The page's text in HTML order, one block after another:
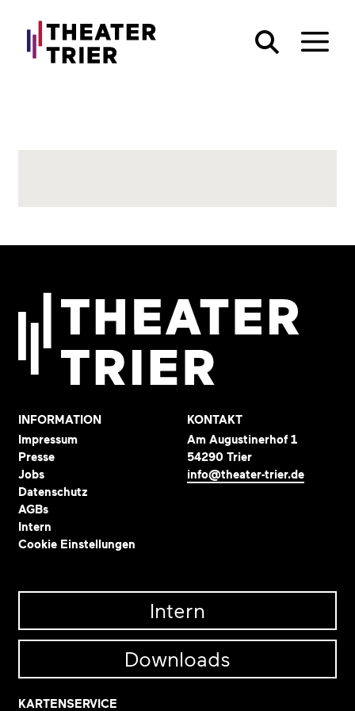
INFORMATION
Impressum
Presse
Jobs
Datenschutz
AGBs
Intern
Cookie Einstellungen
KONTAKT
Am Augustinerhof 1
54290 Trier
info@theater-trier.de
Intern
Downloads
KARTENSERVICE